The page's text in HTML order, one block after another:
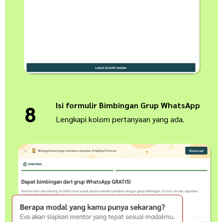
8
Isi formulir Bimbingan Grup WhatsApp
Lengkapi kolom pertanyaan yang ada.